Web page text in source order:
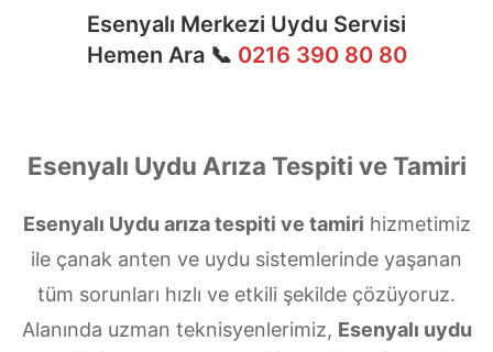
Esenyalı Merkezi Uydu Servisi
Hemen Ara 📞 0216 390 80 80
Esenyalı Uydu Arıza Tespiti ve Tamiri
Esenyalı Uydu arıza tespiti ve tamiri hizmetimiz
ile çanak anten ve uydu sistemlerinde yaşanan
tüm sorunları hızlı ve etkili şekilde çözüyoruz.
Alanında uzman teknisyenlerimiz, Esenyalı uydu